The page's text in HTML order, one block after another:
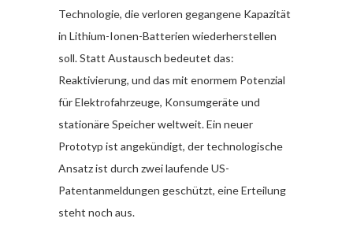
Technologie, die verloren gegangene Kapazität
in Lithium-Ionen-Batterien wiederherstellen
soll. Statt Austausch bedeutet das:
Reaktivierung, und das mit enormem Potenzial
für Elektrofahrzeuge, Konsumgeräte und
stationäre Speicher weltweit. Ein neuer
Prototyp ist angekündigt, der technologische
Ansatz ist durch zwei laufende US-
Patentanmeldungen geschützt, eine Erteilung
steht noch aus.